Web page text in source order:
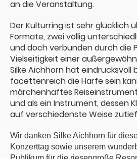
an die Veranstaltung.
Der Kulturring ist sehr glücklich
Formate, zwei völlig
und doch verbunden durch die
Vielseitigkeit einer
Silke Aichhorn hat eindrucksvoll
facettenreich die Harfe sein
märchenhaftes
und als ein Instrument, dessen
auf verschiedenste Weise
Wir danken Silke Aichhorn für
Konzerttag sowie unserem